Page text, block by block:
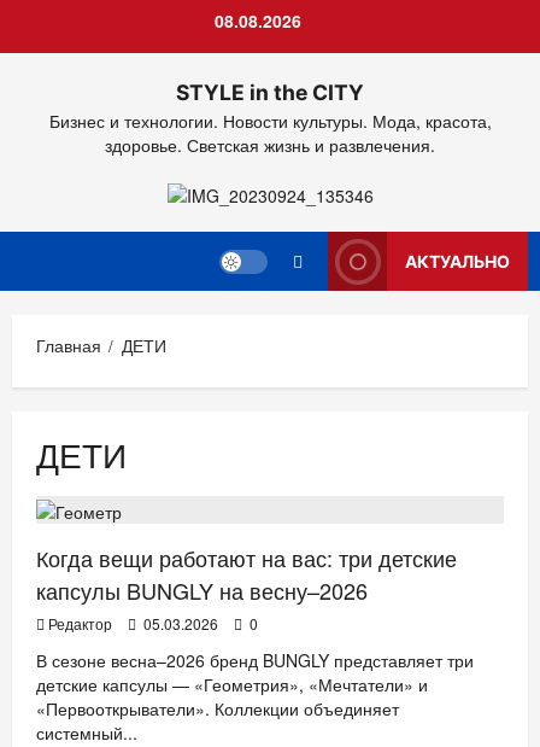
содержимому
08.08.2026
STYLE in the CITY
Бизнес и технологии. Новости культуры. Мода, красота,
здоровье. Светская жизнь и развлечения.
АКТУАЛЬНО
Главная ДЕТИ
ДЕТИ
Когда вещи работают на вас: три детские
капсулы BUNGLY на весну–2026
Редактор 05.03.2026 0
В сезоне весна–2026 бренд BUNGLY представляет три
детские капсулы — «Геометрия», «Мечтатели» и
«Первооткрыватели». Коллекции объединяет
системный...